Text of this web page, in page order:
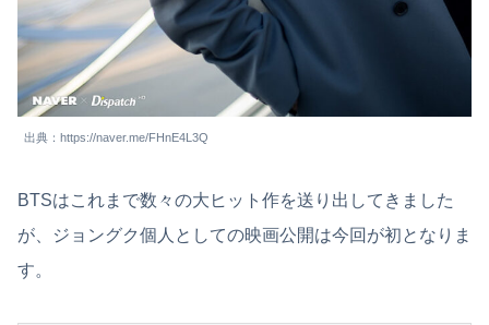
出典：https://naver.me/FHnE4L3Q
BTSはこれまで数々の大ヒット作を送り出してきました
が、ジョングク個人としての映画公開は今回が初となりま
す。